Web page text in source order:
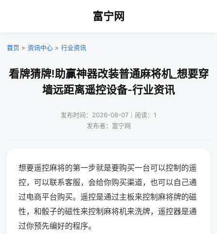
富宁网
首页 > 资讯中心 > 行业资讯
看牌猜牌!助赢神器改装普通麻将机_想要穿
墙远距离遥控设备-行业资讯
发布时间：2026-08-07｜阅读：1
发布者：富宁网
想要遥控麻将的第一步就是要购买一台可以控制的遥
控，可以联系客服，会给你购买渠道，也可以自己通
过电商平台购买。遥控是通过主板来控制麻将牌的磁
性，和骰子的磁性来控制麻将机来洗牌，遥控器是通
过你预先编好的程序。